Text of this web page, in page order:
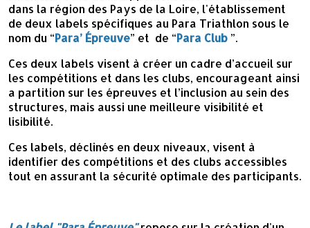
dans la région des Pays de la Loire, l'établissement
de deux labels spécifiques au Para Triathlon sous le
nom du “Para’ Épreuve” et de “Para Club ”.
Ces deux labels visent à créer un cadre d’accueil sur
les compétitions et dans les clubs, encourageant ainsi
a partition sur les épreuves et l’inclusion au sein des
structures, mais aussi une meilleure visibilité et
lisibilité.
Ces labels, déclinés en deux niveaux, visent à
identifier des compétitions et des clubs accessibles
tout en assurant la sécurité optimale des participants.